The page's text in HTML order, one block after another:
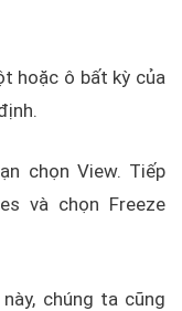
hoặc ô bất kỳ của
chọn View. Tiếp
và chọn Freeze
chúng ta cũng